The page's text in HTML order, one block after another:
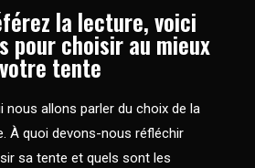
la lecture, voici
pour choisir au mieux
votre tente
nous allons parler du choix de la
À quoi devons-nous réfléchir
sa tente et quels sont les